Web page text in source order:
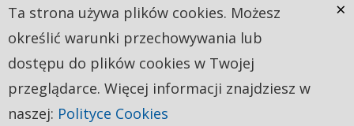
Ta strona używa plików cookies. Możesz
określić warunki przechowywania lub
dostępu do plików cookies w Twojej
przeglądarce. Więcej informacji znajdziesz w
naszej: Polityce Cookies
×